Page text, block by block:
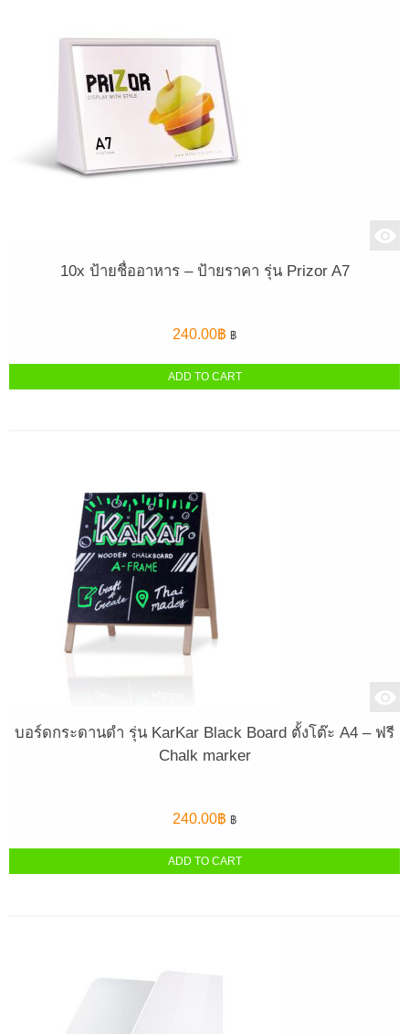
10x ป้ายชื่ออาหาร – ป้ายราคา รุ่น Prizor A7
240.00฿ ฿
ADD TO CART
บอร์ดกระดานดำ รุ่น KarKar Black Board ตั้งโต๊ะ A4 – ฟรี
Chalk marker
240.00฿ ฿
ADD TO CART